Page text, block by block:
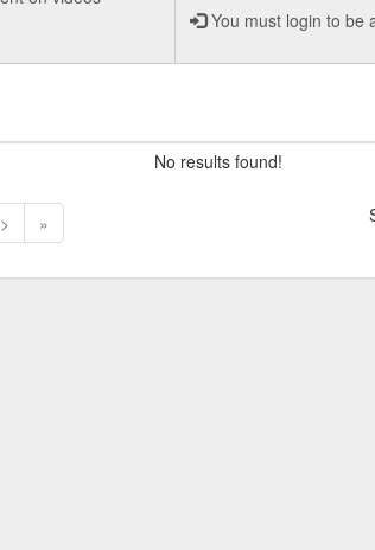
You must login to be
No results found!
> »